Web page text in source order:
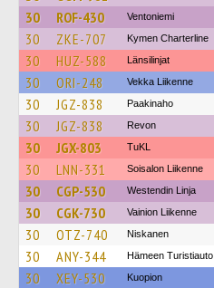
30 ROF-430 Ventoniemi
30 ZKE-707 Kymen Charterline
30 HUZ-588 Länsilinjat
30 ORI-248 Vekka Liikenne
30 JGZ-838 Paakinaho
30 JGZ-838 Revon
30 JGX-803 TuKL
30 LNN-331 Soisalon Liikenne
30 CGP-530 Westendin Linja
30 CGK-730 Vainion Liikenne
30 OTZ-740 Niskanen
30 ANY-344 Hämeen Turistiauto
30 XEY-530 Kuopion